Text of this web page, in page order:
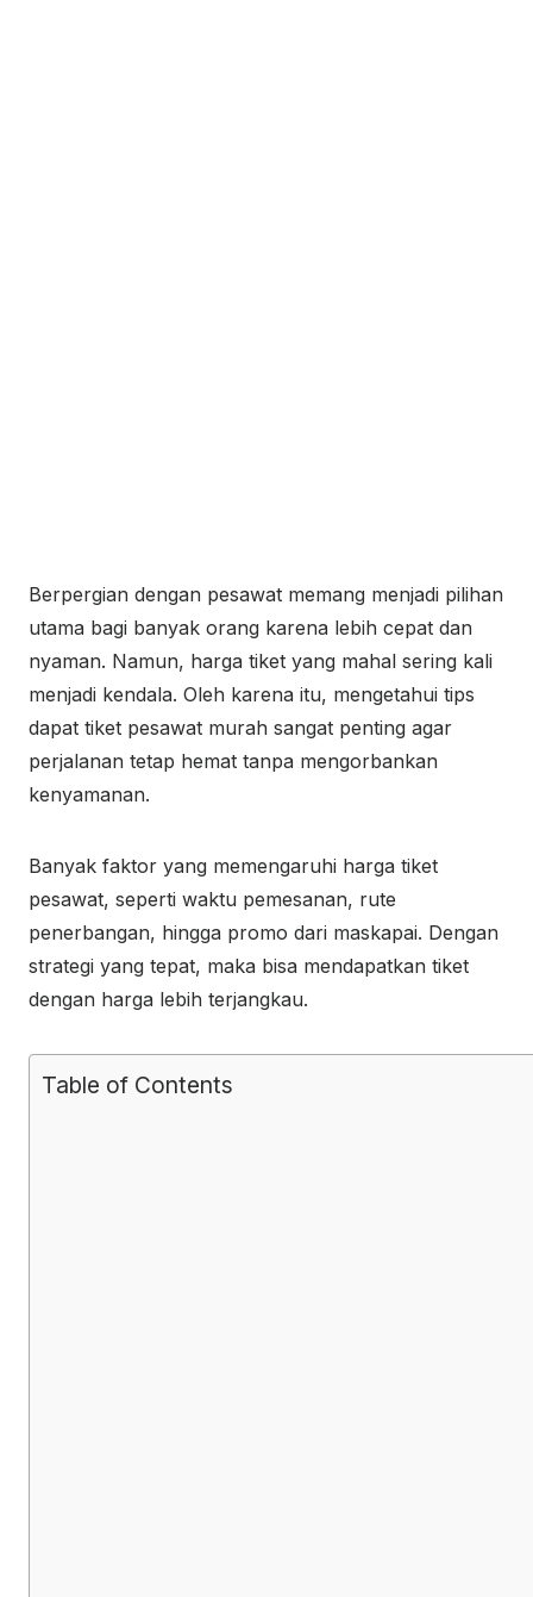
Berpergian dengan pesawat memang menjadi pilihan
utama bagi banyak orang karena lebih cepat dan
nyaman. Namun, harga tiket yang mahal sering kali
menjadi kendala. Oleh karena itu, mengetahui tips
dapat tiket pesawat murah sangat penting agar
perjalanan tetap hemat tanpa mengorbankan
kenyamanan.
Banyak faktor yang memengaruhi harga tiket
pesawat, seperti waktu pemesanan, rute
penerbangan, hingga promo dari maskapai. Dengan
strategi yang tepat, maka bisa mendapatkan tiket
dengan harga lebih terjangkau.
Table of Contents